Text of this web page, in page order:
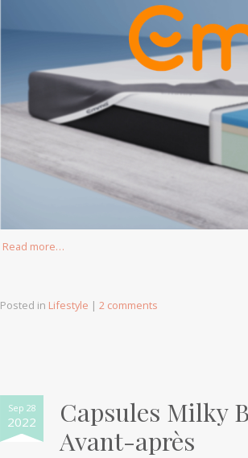
Read more…
Posted in Lifestyle | 2 comments
Sep 28
2022
Capsules Milky
Avant-après